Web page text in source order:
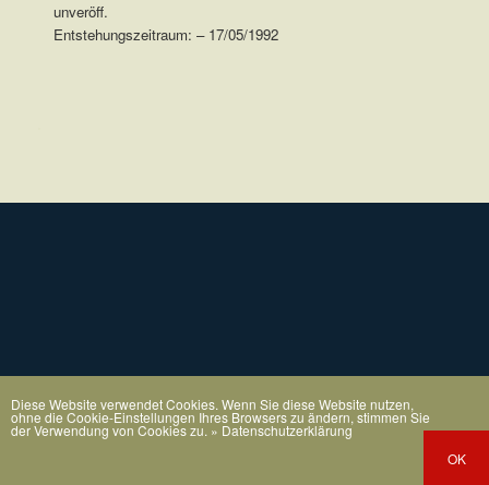
unveröff.
Entstehungszeitraum: – 17/05/1992
Diese Website verwendet Cookies. Wenn Sie diese Website nutzen,
ohne die Cookie-Einstellungen Ihres Browsers zu ändern, stimmen Sie
der Verwendung von Cookies zu. » Datenschutzerklärung
OK